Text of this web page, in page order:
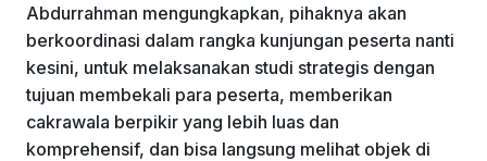
Abdurrahman mengungkapkan, pihaknya akan
berkoordinasi dalam rangka kunjungan peserta nanti
kesini, untuk melaksanakan studi strategis dengan
tujuan membekali para peserta, memberikan
cakrawala berpikir yang lebih luas dan
komprehensif, dan bisa langsung melihat objek di